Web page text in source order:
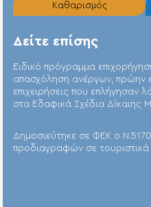
Καθαρισμός
Δείτε επίσης
Ειδικό πρόγραμμα
απασχόληση ανέργων, πρώην
επιχειρήσεις που επλήγησαν
στα Εδαφικά Σχέδια Δίκαιης
Δημοσιεύτηκε σε ΦΕΚ ο
προδιαγραφών σε